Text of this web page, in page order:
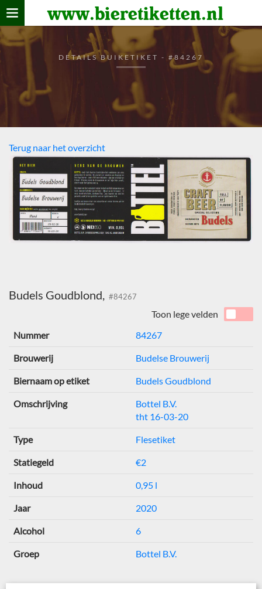
www.bieretiketten.nl
Home
verzamelen
De bierkaart
Bezoekers
DETAILS BUIKETIKET - #84267
Terug naar het overzicht
Budels Goudblond, #84267
Toon lege velden
Nummer
84267
Brouwerij Budelse Brouwerij
Biernaam op etiket Budels Goudblond
Omschrijving
Bottel B.V.
tht 16-03-20
Type Flesetiket
Statiegeld €2
Inhoud 0,95 l
Jaar 2020
Alcohol 6
Groep Bottel B.V.